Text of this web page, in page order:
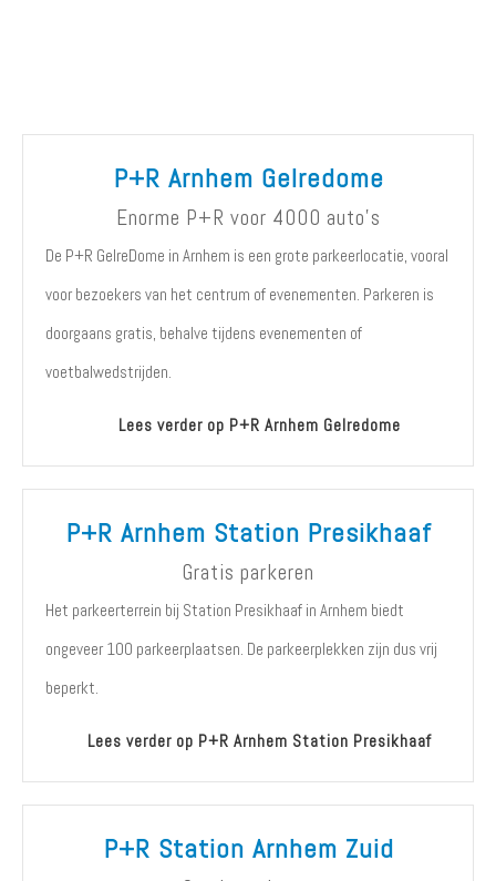
P+R Arnhem Gelredome
Enorme P+R voor 4000 auto's
De P+R GelreDome in Arnhem is een grote parkeerlocatie, vooral
voor bezoekers van het centrum of evenementen. Parkeren is
doorgaans gratis, behalve tijdens evenementen of
voetbalwedstrijden.
Lees verder op P+R Arnhem Gelredome
P+R Arnhem Station Presikhaaf
Gratis parkeren
Het parkeerterrein bij Station Presikhaaf in Arnhem biedt
ongeveer 100 parkeerplaatsen. De parkeerplekken zijn dus vrij
beperkt.
Lees verder op P+R Arnhem Station Presikhaaf
P+R Station Arnhem Zuid